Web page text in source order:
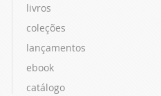
livros
coleções
lançamentos
ebook
catálogo